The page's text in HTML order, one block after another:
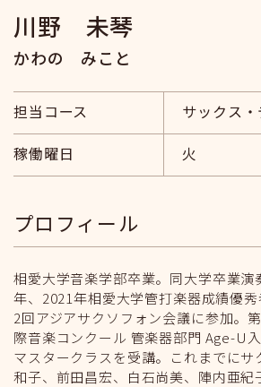
川野 未琴
かわの みこと
担当コース
サックス
稼働曜日
火
プロフィール
相愛大学音楽学部卒業。同大学卒業演
年、2021年相愛大学管打楽器成績優
2回アジアサクソフォン会議に参加。
際音楽コンクール 管楽器部門 Age-U
マスタークラスを受講。これまでにサ
和子、前田昌宏、白石尚美、陣内亜紀